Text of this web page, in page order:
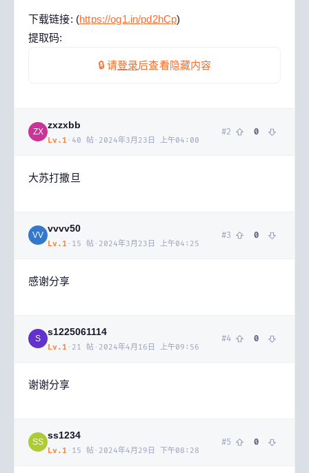
下载链接: (https://og1.in/pd2hCp)
提取码:
🔒 请登录后查看隐藏内容
ZX
zxzxbb
Lv. 1 · 40 帖 · 2024年3月23日 上午04:00
#2 0
大苏打撒旦
VV
vvvv50
Lv. 1 · 15 帖 · 2024年3月23日 上午04:25
#3 0
感谢分享
S
s1225061114
Lv. 1 · 21 帖 · 2024年4月16日 上午09:56
#4 0
谢谢分享
SS
ss1234
Lv. 1 · 15 帖 · 2024年4月29日 下午08:28
#5 0